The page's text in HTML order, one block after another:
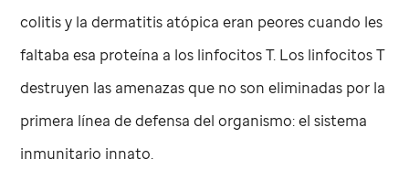
colitis y la dermatitis atópica eran peores cuando les
faltaba esa proteína a los linfocitos T. Los linfocitos T
destruyen las amenazas que no son eliminadas por la
primera línea de defensa del organismo: el sistema
inmunitario innato.